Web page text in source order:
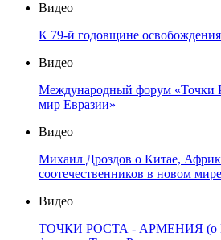
Видео
К 79-й годовщине
Видео
Международный форум «Точки
мир Евразии»
Видео
Михаил Дроздов о Китае,
соотечественников в новом мире
Видео
ТОЧКИ РОСТА - АРМЕНИЯ (о